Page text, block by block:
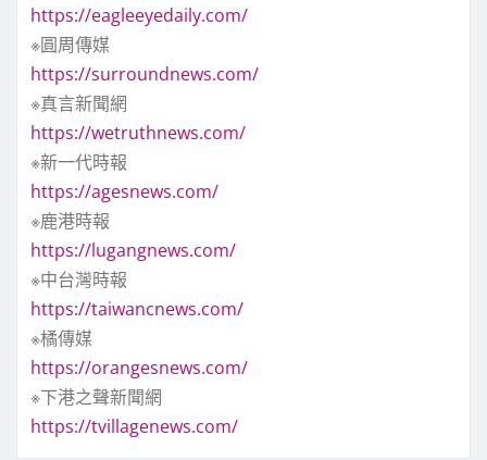
https://eagleeyedaily.com/
※圓周傳媒
https://surroundnews.com/
※真言新聞網
https://wetruthnews.com/
※新一代時報
https://agesnews.com/
※鹿港時報
https://lugangnews.com/
※中台灣時報
https://taiwancnews.com/
※橘傳媒
https://orangesnews.com/
※下港之聲新聞網
https://tvillagenews.com/